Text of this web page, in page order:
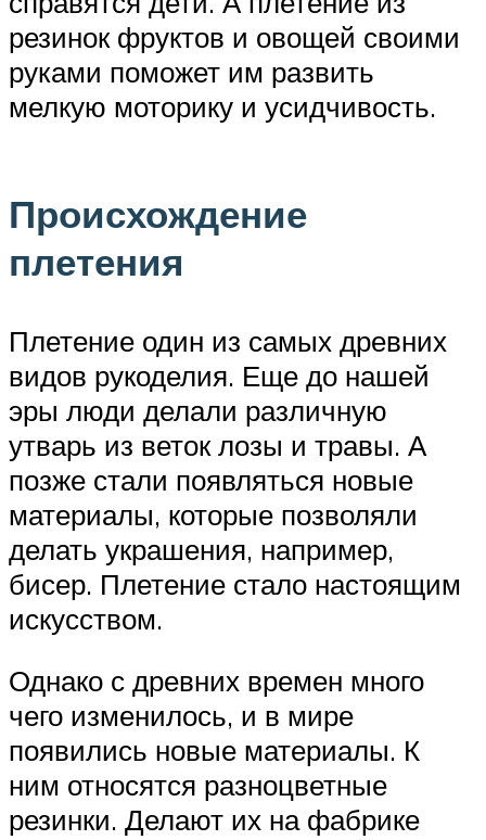
резинок фруктов и овощей своими
руками поможет им развить
мелкую моторику и усидчивость.
Происхождение
плетения
Плетение один из самых древних
видов рукоделия. Еще до нашей
эры люди делали различную
утварь из веток лозы и травы. А
позже стали появляться новые
материалы, которые позволяли
делать украшения, например,
бисер. Плетение стало настоящим
искусством.
Однако с древних времен много
чего изменилось, и в мире
появились новые материалы. К
ним относятся разноцветные
резинки. Делают их на фабрике